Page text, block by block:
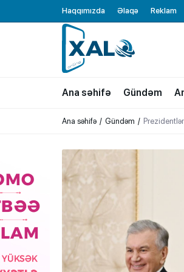
Haqqımızda Əlaqə Reklam
XALQ.ONLINE
ONLAYN PLATFORMA
Ana səhifə Gündəm
Ana səhifə Gündəm